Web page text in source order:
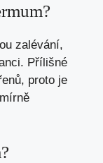
zalévání,
Přílišné
proto je